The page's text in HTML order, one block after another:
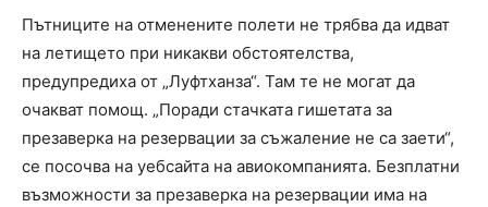
Пътниците на отменените полети не трябва да идват
на летището при никакви обстоятелства,
предупредиха от „Луфтханза“. Там те не могат да
очакват помощ. „Поради стачката гишетата за
презаверка на резервации за съжаление не са заети“,
се посочва на уебсайта на авиокомпанията. Безплатни
възможности за презаверка на резервации има на